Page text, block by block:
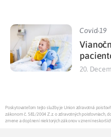
Covid-19
20.
Poskytovateľom tejto služby je Union zdravotná
zákonom č. 581/2004 Z.z. o zdravotných poisťovniach,
zmene a doplnení niektorých zákonov v znení